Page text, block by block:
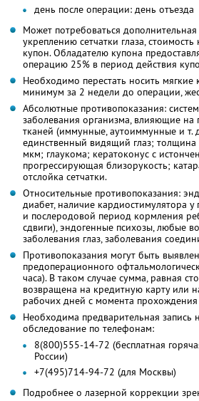
день после операции: день отъезда
Может потребоваться
укреплению сетчатки глаза,
купон. Обладателю купона
операцию 25% в период действия
Необходимо перестать носить мягкие
минимум за 2 недели до операции,
Абсолютные противопоказания:
заболевания организма, влияющие на
тканей (иммунные, аутоиммунные и т.
единственный видящий глаз;
мкм; глаукома; кератоконус с
прогрессирующая близорукость;
отслойка сетчатки.
Относительные противопоказания:
диабет, наличие кардиостимулятора у
и послеродовой период кормления
сдвиги), эндогенные психозы, любые
заболевания глаз, заболевания
Противопоказания могут быть
предоперационного
часа). В таком случае сумма, равная
возвращена на кредитную карту или
рабочих дней с момента
Необходима предварительная запись
обследование по телефонам:
8(800)555-14-72 (бесплатная
России)
+7(495)714-94-72 (для Москвы)
Подробнее о лазерной коррекции